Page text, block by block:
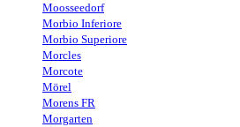
Moosseedorf
Morbio Inferiore
Morbio Superiore
Morcles
Morcote
Mörel
Morens FR
Morgarten